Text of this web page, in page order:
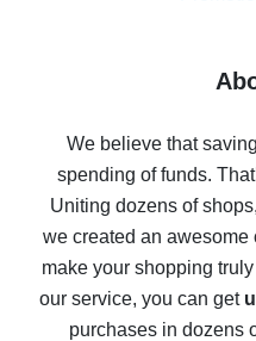
Five ways to get the
10% cash back on
The best cash back
The best cash back
We believe that
spending of funds.
Uniting dozens of
we created an
make your shopping
our service, you can get
purchases in dozens